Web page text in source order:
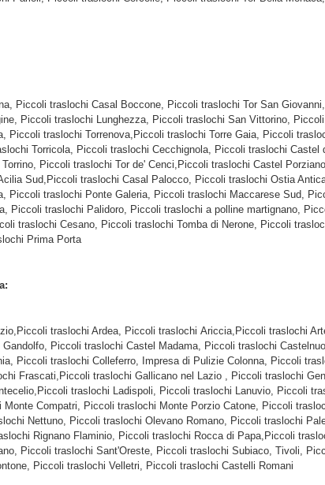
Piccoli traslochi Casal Boccone, Piccoli traslochi Tor San
Piccoli traslochi Lunghezza, Piccoli traslochi San Vittorino,
traslochi Torrenova,Piccoli traslochi Torre Gaia, Piccoli
Torricola, Piccoli traslochi Cecchignola, Piccoli traslochi
Piccoli traslochi Tor de' Cenci,Piccoli traslochi Castel
Sud,Piccoli traslochi Casal Palocco, Piccoli traslochi Ostia
traslochi Ponte Galeria, Piccoli traslochi Maccarese Sud,
traslochi Palidoro, Piccoli traslochi a polline martignano,
traslochi Cesano, Piccoli traslochi Tomba di Nerone, Piccoli
Prima Porta
traslochi Ardea, Piccoli traslochi Ariccia,Piccoli traslochi
Piccoli traslochi Castel Madama, Piccoli traslochi
Piccoli traslochi Colleferro, Impresa di Pulizie Colonna, Piccoli
Frascati,Piccoli traslochi Gallicano nel Lazio , Piccoli traslochi
traslochi Ladispoli, Piccoli traslochi Lanuvio, Piccoli
Compatri, Piccoli traslochi Monte Porzio Catone, Piccoli
Nettuno, Piccoli traslochi Olevano Romano, Piccoli traslochi
Rignano Flaminio, Piccoli traslochi Rocca di Papa,Piccoli
Piccoli traslochi Sant'Oreste, Piccoli traslochi Subiaco, Tivoli,
Piccoli traslochi Velletri, Piccoli traslochi Castelli Romani